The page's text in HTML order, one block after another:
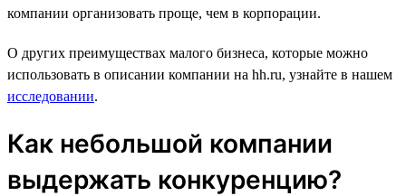
компании организовать проще, чем в корпорации.
О других преимуществах малого бизнеса, которые можно
использовать в описании компании на hh.ru, узнайте в нашем
исследовании.
Как небольшой компании
выдержать конкуренцию?